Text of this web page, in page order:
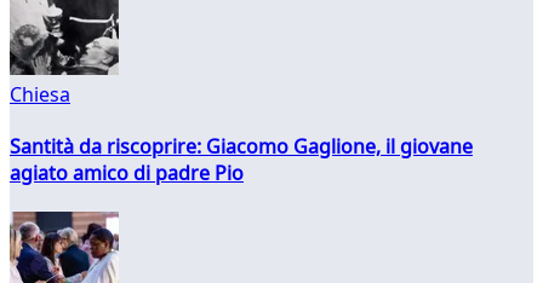
Chiesa
Santità da riscoprire: Giacomo Gaglione, il giovane
agiato amico di padre Pio